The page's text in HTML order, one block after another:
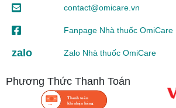
contact@omicare.vn
Fanpage Nhà thuốc OmiCare
zalo Zalo Nhà thuốc OmiCare
Phương Thức Thanh Toán